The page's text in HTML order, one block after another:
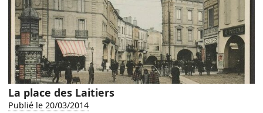
La place des Laitiers
Publié le 20/03/2014